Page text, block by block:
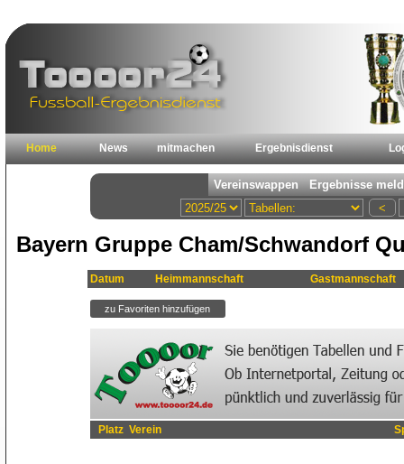
Home News mitmachen Ergebnisdienst
Bayern Gruppe Cham/Schwandorf
Datum Heimmannschaft Gastmannschaft
Platz Verein